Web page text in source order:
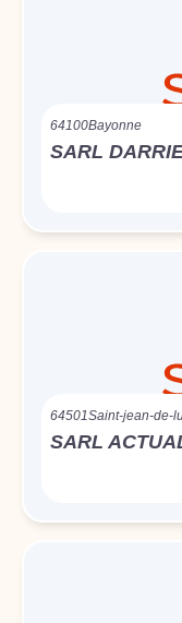
64100Bayonne
SARL
64501Saint-jean-de-
SARL